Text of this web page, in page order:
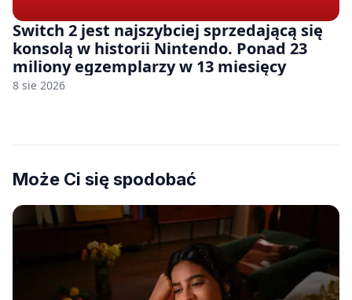
Switch 2 jest najszybciej sprzedającą się
konsolą w historii Nintendo. Ponad 23
miliony egzemplarzy w 13 miesięcy
8 sie 2026
Może Ci się spodobać